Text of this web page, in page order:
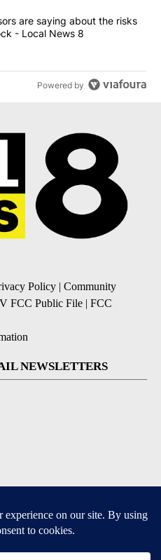
advisors are saying
are saying about the risks
- Local News 8
Powered by
Policy | Community
FCC Public File | FCC
NEWSLETTERS